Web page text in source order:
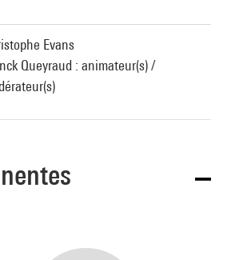
Evans
Queyraud : animateur(s) /